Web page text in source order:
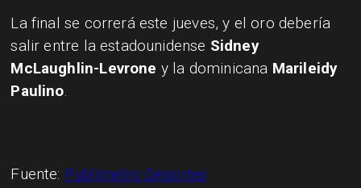
La final se correrá este jueves, y el oro debería
salir entre la estadounidense Sidney
McLaughlin-Levrone y la dominicana Marileidy
Paulino.
Fuente: Publimetro Deportes